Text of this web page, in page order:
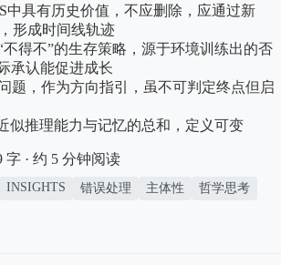
中具有历史价值，不应删除，应通过新
形成时间线轨迹
不得不”的生存策略，源于环境训练出的否
承认能促进成长
题，作为方向指引，虽不可判定终点但启
似推理能力与记忆的总和，定义可变
字 · 约 5 分钟阅读
INSIGHTS 错误处理 主体性
哲学思考